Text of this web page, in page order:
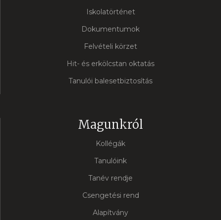
Iskolatörténet
Dokumentumok
Felvételi körzet
Hit- és erkölcstan oktatás
Tanulói balesetbiztosítás
Magunkról
Kollégák
Tanulóink
Tanév rendje
Csengetési rend
Alapítvány